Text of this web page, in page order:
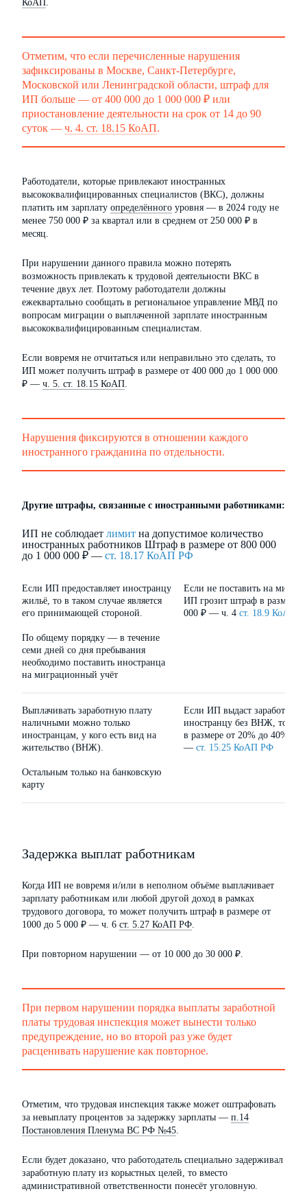
КоАП.
Отметим, что если перечисленные нарушения
зафиксированы в Москве, Санкт-Петербурге,
Московской или Ленинградской области, штраф для
ИП больше — от 400 000 до 1 000 000 ₽ или
приостановление деятельности на срок от 14 до 90
суток — ч. 4. ст. 18.15 КоАП.
Работодатели, которые привлекают иностранных
высококвалифицированных специалистов (ВКС), должны
платить им зарплату определённого уровня — в 2024 году не
менее 750 000 ₽ за квартал или в среднем от 250 000 ₽ в
месяц.
При нарушении данного правила можно потерять
возможность привлекать к трудовой деятельности ВКС в
течение двух лет. Поэтому работодатели должны
ежеквартально сообщать в региональное управление МВД по
вопросам миграции о выплаченной зарплате иностранным
высококвалифицированным специалистам.
Если вовремя не отчитаться или неправильно это сделать, то
ИП может получить штраф в размере от 400 000 до 1 000 000
₽ — ч. 5. ст. 18.15 КоАП.
Нарушения фиксируются в отношении каждого
иностранного гражданина по отдельности.
Другие штрафы, связанные с иностранными работниками:
ИП не соблюдает лимит на допустимое количество
иностранных работников Штраф в размере от 800 000
до 1 000 000 ₽ — ст. 18.17 КоАП РФ
Если ИП предоставляет иностранцу
жильё, то в таком случае является
его принимающей стороной.
По общему порядку — в течение
семи дней со дня пребывания
необходимо поставить иностранца
на миграционный учёт
Если не поставить на
ИП грозит штраф в размере
000 ₽ — ч. 4 ст. 18.9 КоАП
Выплачивать заработную плату
наличными можно только
иностранцам, у кого есть вид на
жительство (ВНЖ).
Остальным только на банковскую
карту
Если ИП выдаст заработную
иностранцу без ВНЖ, то
в размере от 20% до 40%
— ст. 15.25 КоАП РФ
Задержка выплат работникам
Когда ИП не вовремя и/или в неполном объёме выплачивает
зарплату работникам или любой другой доход в рамках
трудового договора, то может получить штраф в размере от
1000 до 5 000 ₽ — ч. 6 ст. 5.27 КоАП РФ.
При повторном нарушении — от 10 000 до 30 000 ₽.
При первом нарушении порядка выплаты заработной
платы трудовая инспекция может вынести только
предупреждение, но во второй раз уже будет
расценивать нарушение как повторное.
Отметим, что трудовая инспекция также может оштрафовать
за невыплату процентов за задержку зарплаты — п.14
Постановления Пленума ВС РФ №45.
Если будет доказано, что работодатель специально задерживал
заработную плату из корыстных целей, то вместо
административной ответственности понесёт уголовную.